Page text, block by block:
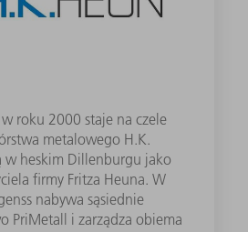
roku 2000 staje na czele
metalowego H.K.
w heskim Dillenburgu jako
firmy Fritza Heuna. W
nabywa sąsiednie
PriMetall i zarządza obiema